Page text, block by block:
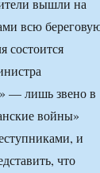
вышли на
всю
состоится
— лишь звено в
войны»
и
что